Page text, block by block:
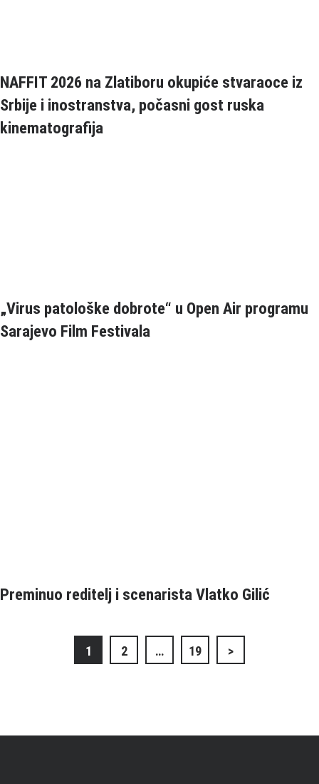
NAFFIT 2026 na Zlatiboru okupiće stvaraoce iz
Srbije i inostranstva, počasni gost ruska
kinematografija
„Virus patološke dobrote“ u Open Air programu
Sarajevo Film Festivala
Preminuo reditelj i scenarista Vlatko Gilić
Кретање
1 2 … 19 >